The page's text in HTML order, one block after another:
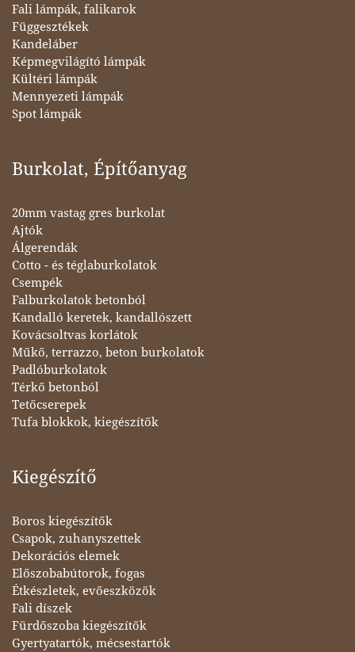
Fali lámpák, falikarok
Függesztékek
Kandeláber
Képmegvilágító lámpák
Kültéri lámpák
Mennyezeti lámpák
Spot lámpák
Burkolat, Építőanyag
20mm vastag gres burkolat
Ajtók
Álgerendák
Cotto - és téglaburkolatok
Csempék
Falburkolatok betonból
Kandalló keretek, kandallószett
Kovácsoltvas korlátok
Műkő, terrazzo, beton burkolatok
Padlóburkolatok
Térkő betonból
Tetőcserepek
Tufa blokkok, kiegészítők
Kiegészítő
Boros kiegészítők
Csapok, zuhanyszettek
Dekorációs elemek
Előszobabútorok, fogas
Étkészletek, evőeszközök
Fali díszek
Fürdőszoba kiegészítők
Gyertyatartók, mécsestartók